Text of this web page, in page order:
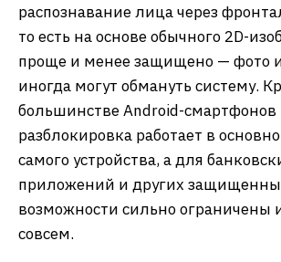
распознавание лица через
то есть на основе обычного 2D-
проще и менее защищено — фото
иногда могут обмануть систему.
большинстве Android-смартфонов
разблокировка работает в
самого устройства, а для
приложений и других
возможности сильно ограничены
совсем.